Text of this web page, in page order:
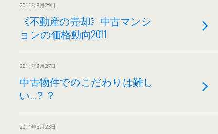
2011年8月29日
《不動産の売却》中古マンシ
ョンの価格動向2011
2011年8月27日
中古物件でのこだわりは難し
い…？？
2011年8月23日